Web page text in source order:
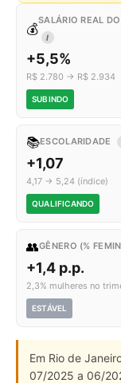
💰
SALÁRIO REAL
I
+5,5%
R$ 2.780 → R$ 2.934
SUBINDO
📚ESCOLARIDADE
+1,07
4,17 → 5,24 (índice)
QUALIFICANDO
👥GÊNERO (%
+1,4 p.p.
2,3% mulheres no
ESTÁVEL
Em Rio de
07/2025 a 06/